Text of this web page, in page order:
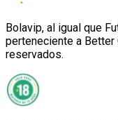
Bolavip, al igual que
perteneciente a
reservados.